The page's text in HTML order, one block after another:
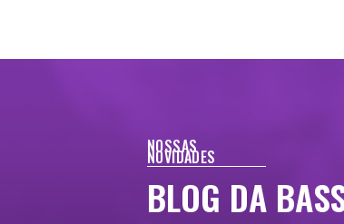
NOSSAS
NOVIDADES
BLOG DA